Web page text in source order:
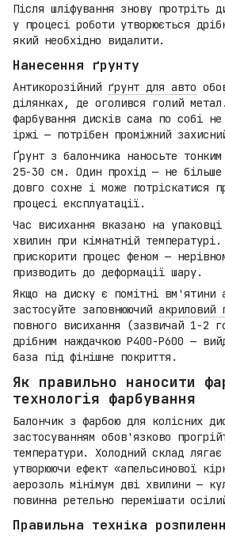
Після шліфування знову протріть
у процесі роботи утворюється
який необхідно видалити.
Нанесення ґрунту
Антикорозійний ґрунт для авто
ділянках, де оголився голий
фарбування дисків сама по собі не
іржі — потрібен проміжний
Ґрунт з балончика наносьте
25-30 см. Один прохід — не
довго сохне і може потріскатися
процесі експлуатації.
Час висихання вказано на
хвилин при кімнатній
прискорити процес феном —
призводить до деформації шару.
Якщо на диску є помітні вм'ятини
застосуйте заповнюючий акриловий
повного висихання (зазвичай 1-2
дрібним наждачкою P400-P600 —
база під фінішне покриття.
Як правильно наносити
технологія фарбування
Балончик з фарбою для колісних
застосуванням обов'язково
температури. Холодний склад
утворюючи ефект «апельсинової
аерозоль мінімум дві хвилини —
повинна ретельно перемішати
Правильна техніка